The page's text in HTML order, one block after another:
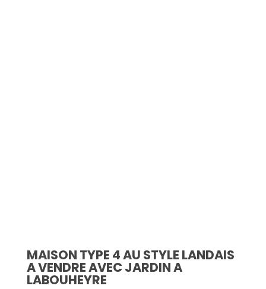
MAISON TYPE 4 AU STYLE LANDAIS
A VENDRE AVEC JARDIN A
LABOUHEYRE